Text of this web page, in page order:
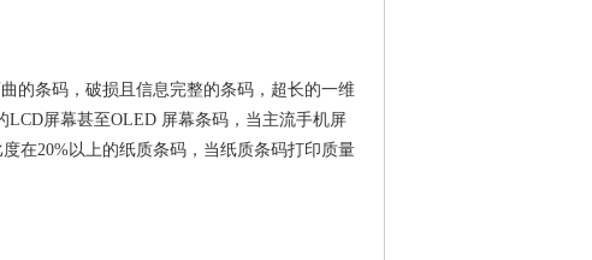
的条码，破损且信息完整的条码，超长的一维
屏幕甚至OLED 屏幕条码，当主流手机屏
在20%以上的纸质条码，当纸质条码打印质量